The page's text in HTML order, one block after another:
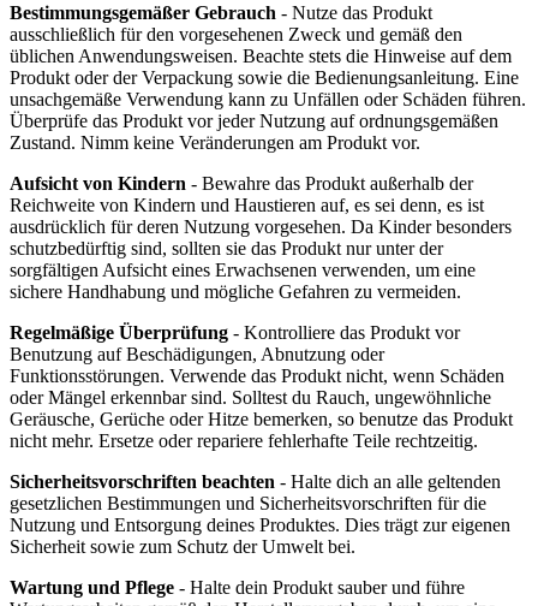
Bestimmungsgemäßer Gebrauch - Nutze das Produkt
ausschließlich für den vorgesehenen Zweck und gemäß den
üblichen Anwendungsweisen. Beachte stets die Hinweise auf dem
Produkt oder der Verpackung sowie die Bedienungsanleitung. Eine
unsachgemäße Verwendung kann zu Unfällen oder Schäden führen.
Überprüfe das Produkt vor jeder Nutzung auf ordnungsgemäßen
Zustand. Nimm keine Veränderungen am Produkt vor.
Aufsicht von Kindern - Bewahre das Produkt außerhalb der
Reichweite von Kindern und Haustieren auf, es sei denn, es ist
ausdrücklich für deren Nutzung vorgesehen. Da Kinder besonders
schutzbedürftig sind, sollten sie das Produkt nur unter der
sorgfältigen Aufsicht eines Erwachsenen verwenden, um eine
sichere Handhabung und mögliche Gefahren zu vermeiden.
Regelmäßige Überprüfung - Kontrolliere das Produkt vor
Benutzung auf Beschädigungen, Abnutzung oder
Funktionsstörungen. Verwende das Produkt nicht, wenn Schäden
oder Mängel erkennbar sind. Solltest du Rauch, ungewöhnliche
Geräusche, Gerüche oder Hitze bemerken, so benutze das Produkt
nicht mehr. Ersetze oder repariere fehlerhafte Teile rechtzeitig.
Sicherheitsvorschriften beachten - Halte dich an alle geltenden
gesetzlichen Bestimmungen und Sicherheitsvorschriften für die
Nutzung und Entsorgung deines Produktes. Dies trägt zur eigenen
Sicherheit sowie zum Schutz der Umwelt bei.
Wartung und Pflege - Halte dein Produkt sauber und führe